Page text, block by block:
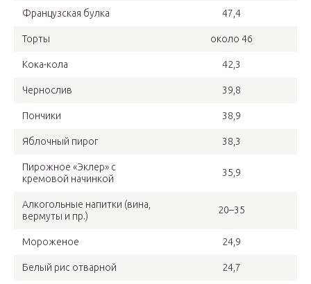
Французская булка 47,4
Торты около 46
Кока-кола 42,3
Чернослив 39,8
Пончики 38,9
Яблочный пирог 38,3
Пирожное «Эклер» с
кремовой начинкой
35,9
Алкогольные напитки (вина,
вермуты и пр.)
20–35
Мороженое 24,9
Белый рис отварной 24,7